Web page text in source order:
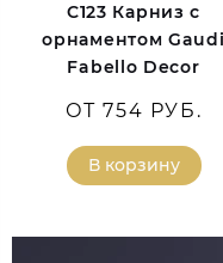
C123 Карниз с
орнаментом Gaudi
Fabello Decor
ОТ 754 РУБ.
В корзину